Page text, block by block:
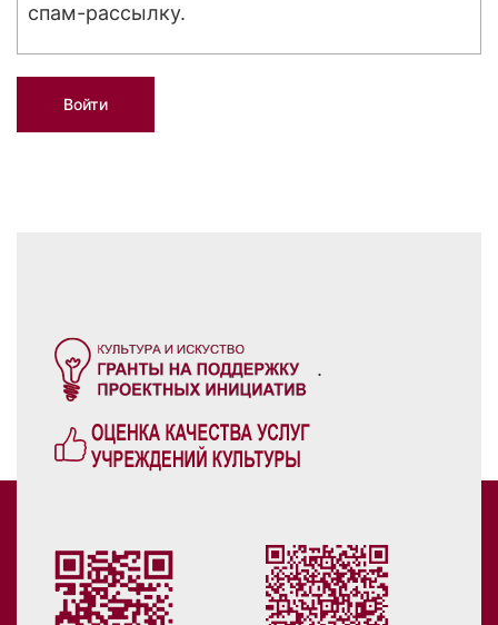
спам-рассылку.
.